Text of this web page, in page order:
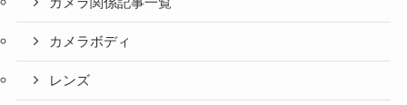
カメラボディ
レンズ